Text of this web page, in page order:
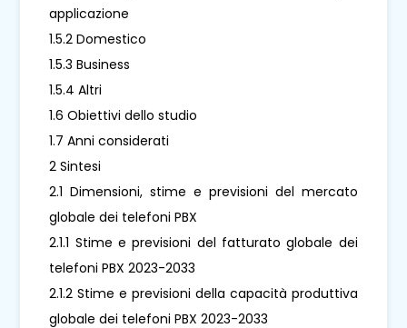
applicazione
1.5.2 Domestico
1.5.3 Business
1.5.4 Altri
1.6 Obiettivi dello studio
1.7 Anni considerati
2 Sintesi
2.1 Dimensioni, stime e previsioni del mercato
globale dei telefoni PBX
2.1.1 Stime e previsioni del fatturato globale dei
telefoni PBX 2023-2033
2.1.2 Stime e previsioni della capacità produttiva
globale dei telefoni PBX 2023-2033